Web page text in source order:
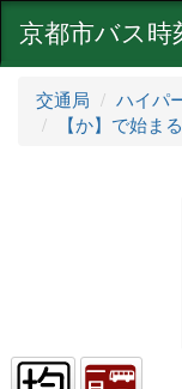
京都市バス時
交通局 ハイパ
【か】で始ま